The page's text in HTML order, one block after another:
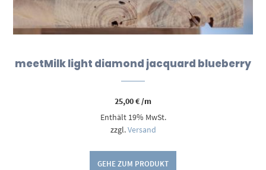
meetMilk light diamond jacquard blueberry
25,00€/m
Enthält 19% MwSt.
zzgl.Versand
GEHE ZUM PRODUKT